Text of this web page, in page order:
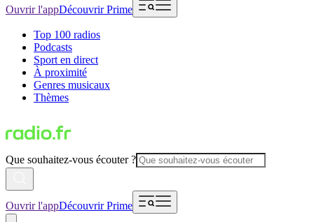
Ouvrir l'appDécouvrir Prime
Top 100 radios
Podcasts
Sport en direct
À proximité
Genres musicaux
Thèmes
Que souhaitez-vous écouter ?
Ouvrir l'appDécouvrir Prime